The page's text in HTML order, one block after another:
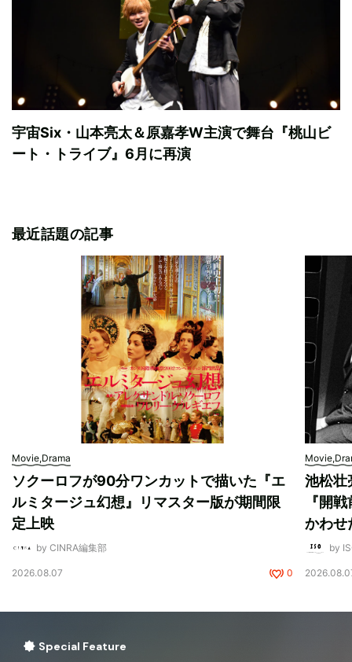
宇宙Six・山本亮太＆原嘉孝W主演で舞台『桃山ビ
ート・トライブ』6月に再演
最近話題の記事
Movie,Drama
ソクーロフが90分ワンカットで描いた『エ
ルミタージュ幻想』リマスター版が期間限
定上映
by CINRA編集部
2026.08.07 0
池松壮
『開
かわせ
by
Special Feature